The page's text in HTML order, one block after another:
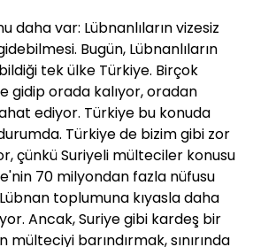
daha var: Lübnanlıların vizesiz
Bugün, Lübnanlıların
tek ülke Türkiye. Birçok
gidip orada kalıyor, oradan
ediyor. Türkiye bu konuda
Türkiye de bizim gibi zor
çünkü Suriyeli mülteciler konusu
70 milyondan fazla nüfusu
toplumuna kıyasla daha
Ancak, Suriye gibi kardeş bir
barındırmak, sınırında